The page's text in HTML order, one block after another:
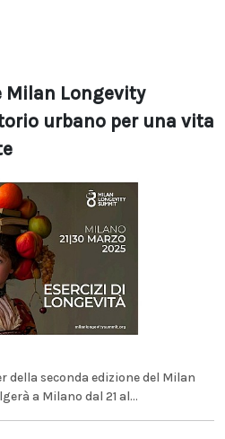
Milan Longevity
urbano per una vita
della seconda edizione del Milan
a Milano dal 21 al...